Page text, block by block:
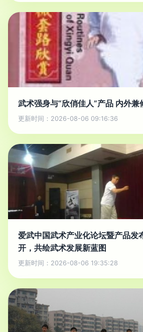
武术强身与“欣俏佳人”产品 内外兼
更新时间：2026-08-06 09:16:36
爱武中国武术产业化论坛暨产品发
开，共绘武术发展新蓝图
更新时间：2026-08-06 19:35:28